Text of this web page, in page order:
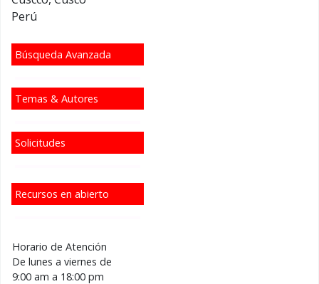
Búsqueda Avanzada
Temas & Autores
Solicitudes
Recursos en abierto
Horario de Atención
De lunes a viernes de
9:00 am a 18:00 pm
Perú